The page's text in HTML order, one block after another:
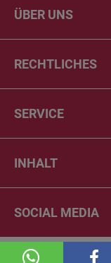
ÜBER UNS
RECHTLICHES
SERVICE
INHALT
SOCIAL MEDIA
© 2026 DIE PTA IN